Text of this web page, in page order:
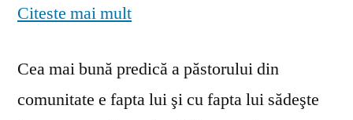
Citeste mai mult
Cea mai bună predică a păstorului din
comunitate e fapta lui şi cu fapta lui sădeşte